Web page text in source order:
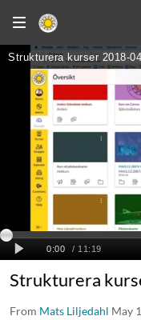
Strukturera
From Mats Liljedahl May